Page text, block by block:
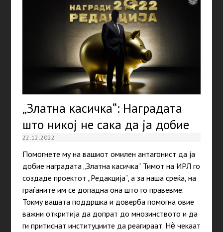
„Златна касичка“: Наградата
што никој не сака да ја добие
22.12.2022
Помогнете му на вашиот омилен антагонист да ја
добие наградата „Златна касичка“ Тимот на ИРЛ го
создаде проектот „Редакција“, а за наша среќа, на
граѓаните им се допадна она што го правевме.
Токму вашата поддршка и доверба помогна овие
важни откритија да допрат до мнозинството и да
ги притиснат институциите да реагираат. Нѐ чекаат